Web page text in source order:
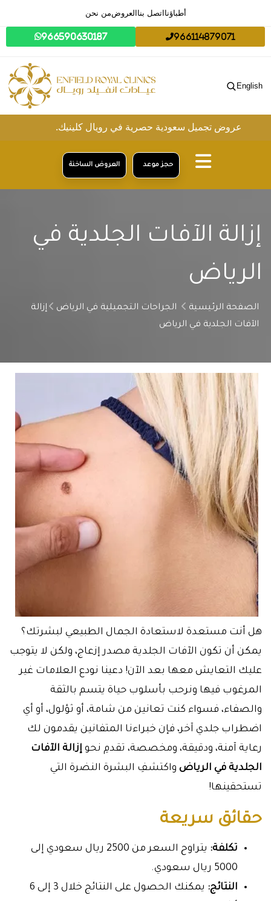
من نحنالعروض اتصل بنا أطباؤنا
966590630187 966114879071
English
تجميل سعودية حصرية في رويال كلينيك.
العروض الساخنة حجز موعد
إزالة الآفات الجلدية في
الرياض
الصفحة الرئيسية الجراحات التجميلية في الرياض
إزالة
الآفات الجلدية في الرياض
هل أنت مستعدة لاستعادة الجمال الطبيعي لبشرتك؟
يمكن أن تكون الآفات الجلدية مصدر إزعاج، ولكن لا يتوجب
عليك التعايش معها بعد الآن! دعينا نودع العلامات غير
المرغوب فيها ونرحب بأسلوب حياة يتسم بالثقة
والصفاء، فسواء كنت تعانين من شامة، أو ثؤلول، أو أي
اضطراب جلدي آخر، فإن خبراءنا المتفانين يقدمون لك
رعاية آمنة، ودقيقة، ومخصصة، تقدمِ نحو إزالة الآفات
الجلدية في الرياض واكتشفِ البشرة النضرة التي
تستحقينها!
حقائق سريعة
تكلفة:
يتراوح السعر من 2500 ريال سعودي إلى
5000 ريال سعودي.
النتائج:
يمكنك الحصول على النتائج خلال 3 إلى 6